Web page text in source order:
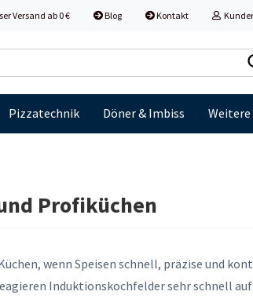
Versand ab 0 € Blog Kontakt
Pizzatechnik Döner & Imbiss Weitere
Profiküchen
wenn Speisen schnell, präzise und
Induktionskochfelder sehr schnell